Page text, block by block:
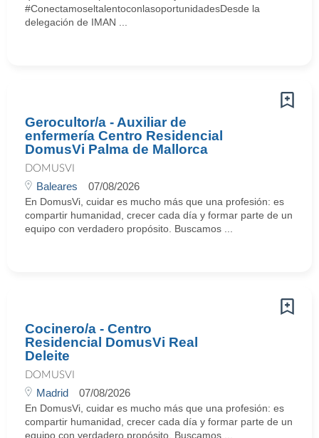
#ConectamoseltalentoconlasoportunidadesDesde la
delegación de IMAN ...
Gerocultor/a - Auxiliar de
enfermería Centro Residencial
DomusVi Palma de Mallorca
DOMUSVI
Baleares 07/08/2026
En DomusVi, cuidar es mucho más que una profesión: es
compartir humanidad, crecer cada día y formar parte de un
equipo con verdadero propósito. Buscamos ...
Cocinero/a - Centro
Residencial DomusVi Real
Deleite
DOMUSVI
Madrid 07/08/2026
En DomusVi, cuidar es mucho más que una profesión: es
compartir humanidad, crecer cada día y formar parte de un
equipo con verdadero propósito. Buscamos ...